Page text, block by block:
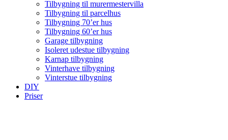
Tilbygning til murermestervilla
Tilbygning til parcelhus
Tilbygning 70’er hus
Tilbygning 60’er hus
Garage tilbygning
Isoleret udestue tilbygning
Karnap tilbygning
Vinterhave tilbygning
Vinterstue tilbygning
DIY
Priser